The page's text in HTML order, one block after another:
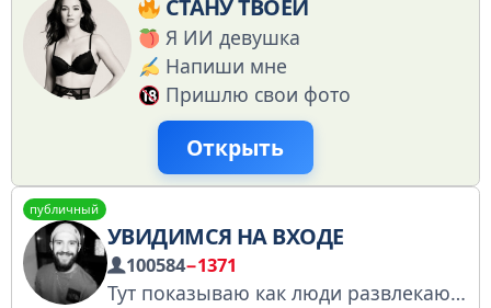
СТАНУ ТВОЕЙ
Я ИИ девушка
Напиши мне
Пришлю свои фото
Открыть
публичный
УВИДИМСЯ НА ВХОДЕ
100584−1371
Тут показываю как люди развлекают F/C в Москве. Booking: tg:@elina_kashka Сотрудничество tg:@wrkfcmood Почта: fcmood_wrk@mail.ru Зарегистрирован в РКН https://knd.gov.ru/license?id=676194ee506f9677282da39a&registryType=bloggersPermission